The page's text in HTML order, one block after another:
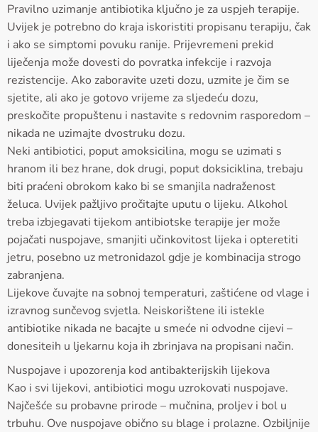
Pravilno uzimanje antibiotika ključno je za uspjeh terapije.
Uvijek je potrebno do kraja iskoristiti propisanu terapiju, čak
i ako se simptomi povuku ranije. Prijevremeni prekid
liječenja može dovesti do povratka infekcije i razvoja
rezistencije. Ako zaboravite uzeti dozu, uzmite je čim se
sjetite, ali ako je gotovo vrijeme za sljedeću dozu,
preskočite propuštenu i nastavite s redovnim rasporedom –
nikada ne uzimajte dvostruku dozu.
Neki antibiotici, poput amoksicilina, mogu se uzimati s
hranom ili bez hrane, dok drugi, poput doksiciklina, trebaju
biti praćeni obrokom kako bi se smanjila nadraženost
želuca. Uvijek pažljivo pročitajte uputu o lijeku. Alkohol
treba izbjegavati tijekom antibiotske terapije jer može
pojačati nuspojave, smanjiti učinkovitost lijeka i opteretiti
jetru, posebno uz metronidazol gdje je kombinacija strogo
zabranjena.
Lijekove čuvajte na sobnoj temperaturi, zaštićene od vlage i
izravnog sunčevog svjetla. Neiskorištene ili istekle
antibiotike nikada ne bacajte u smeće ni odvodne cijevi –
donesiteih u ljekarnu koja ih zbrinjava na propisani način.
Nuspojave i upozorenja kod antibakterijskih lijekova
Kao i svi lijekovi, antibiotici mogu uzrokovati nuspojave.
Najčešće su probavne prirode – mučnina, proljev i bol u
trbuhu. Ove nuspojave obično su blage i prolazne. Ozbiljnije